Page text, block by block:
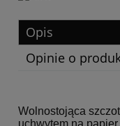
Opis
Opinie o
Wolnostojąca
uchwytem na